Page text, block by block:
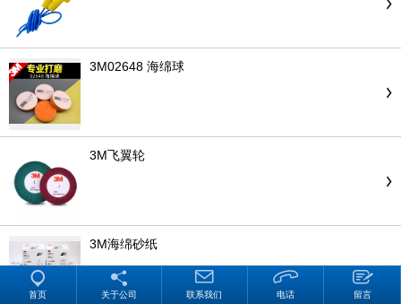
3M02648 海绵球
3M飞翼轮
3M海绵砂纸
首页 关于公司 联系我们 电话 留言